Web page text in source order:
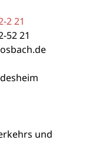
221
5221
und